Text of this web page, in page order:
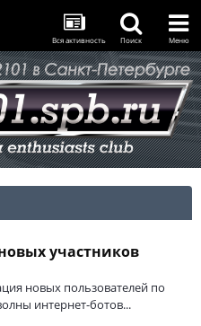
Вся активность Поиск Меню
участников
новых пользователей по
интернет-ботов...